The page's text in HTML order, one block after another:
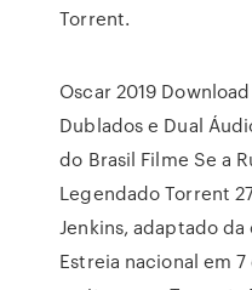
Torrent.
Oscar 2019
Dublados e Dual
do Brasil Filme Se a
Legendado Torrent
Jenkins, adaptado
Estreia nacional em